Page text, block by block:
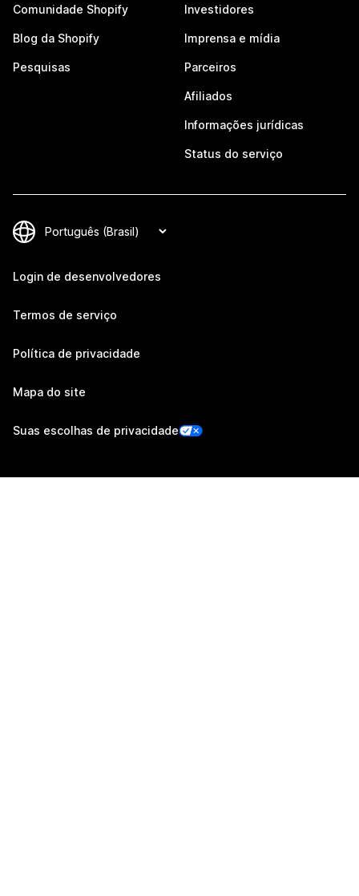
Comunidade Shopify
Blog da Shopify
Pesquisas
Investidores
Imprensa e mídia
Parceiros
Afiliados
Informações jurídicas
Status do serviço
Login de desenvolvedores
Termos de serviço
Política de privacidade
Mapa do site
Suas escolhas de privacidade